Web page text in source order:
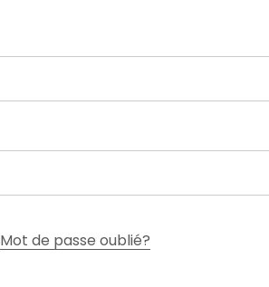
Mot de passe oublié?